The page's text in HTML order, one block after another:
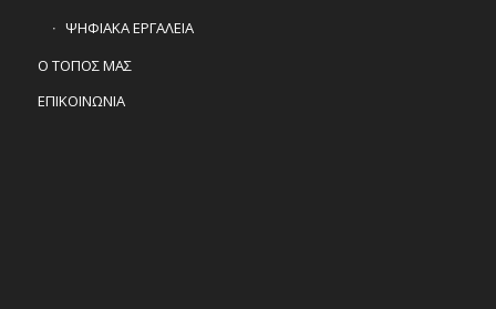
ΨΗΦΙΑΚΑ ΕΡΓΑΛΕΙΑ
Ο ΤΟΠΟΣ ΜΑΣ
ΕΠΙΚΟΙΝΩΝΙΑ